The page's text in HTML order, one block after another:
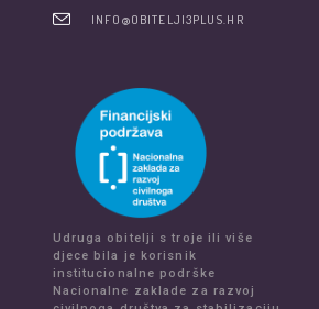
INFO@OBITELJI3PLUS.HR
Udruga obitelji s troje ili više
djece bila je korisnik
institucionalne podrške
Nacionalne zaklade za razvoj